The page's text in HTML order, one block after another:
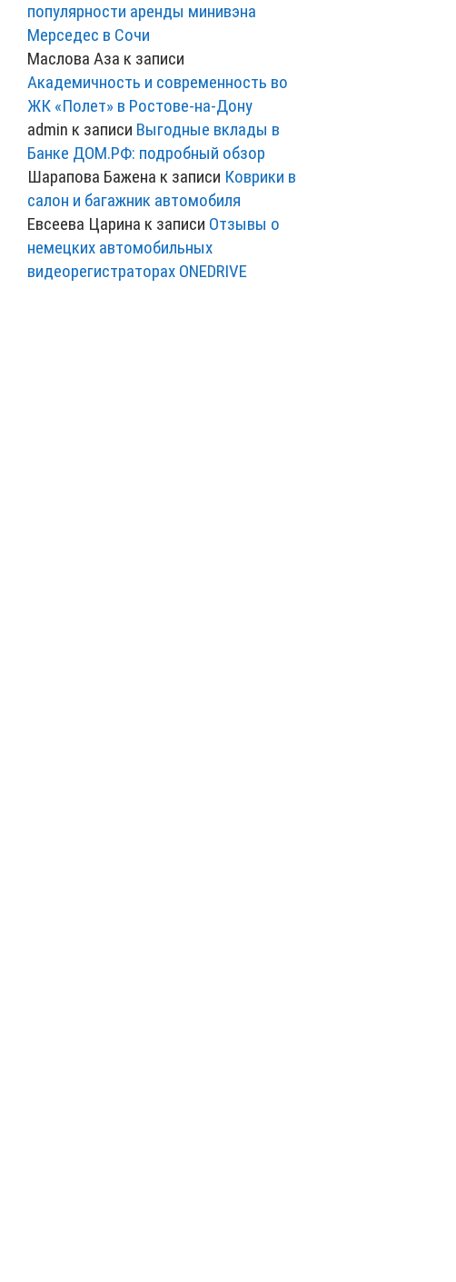
популярности аренды минивэна
Мерседес в Сочи
Маслова Аза к записи
Академичность и современность во
ЖК «Полет» в Ростове-на-Дону
admin к записи Выгодные вклады в
Банке ДОМ.РФ: подробный обзор
Шарапова Бажена к записи Коврики в
салон и багажник автомобиля
Евсеева Царина к записи Отзывы о
немецких автомобильных
видеорегистраторах ONEDRIVE